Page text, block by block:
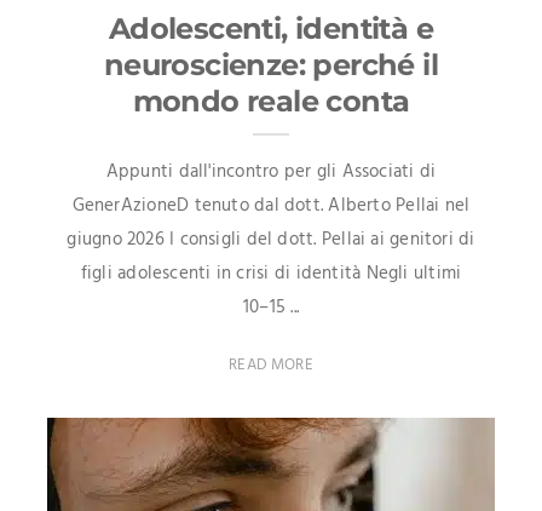
Adolescenti, identità e
neuroscienze: perché il
mondo reale conta
Appunti dall'incontro per gli Associati di
GenerAzioneD tenuto dal dott. Alberto Pellai nel
giugno 2026 I consigli del dott. Pellai ai genitori di
figli adolescenti in crisi di identità Negli ultimi
10–15 ...
READ MORE